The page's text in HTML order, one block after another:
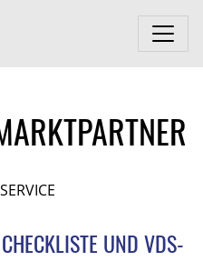
UND VDS-